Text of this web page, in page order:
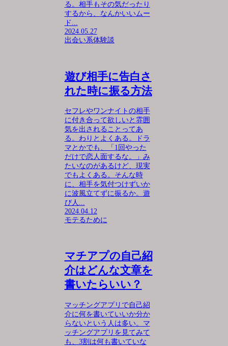
る。相手もその気だったり
するから、なんかいいムー
ド...
2024.05.27
出会い系体験談
遊び相手に告白さ
れた時に振る方法
セフレやワンナイトの相手
に付き合って欲しいと雰囲
気を出されることってあ
る。わりとよくある。ドラ
マとかでも、「1回やった
だけで恋人面するな。」み
たいなのがあるけど、現実
でもよくある。そんな時
に、相手を気付つけずいか
に波風立てずに振るか。遊
び人...
2024.04.12
モテるために
マチアプの自己紹
介はどんな文章を
書いたらいい？
マッチングアプリで自己紹
介に何を書いていいか分か
らないという人は多い。マ
ッチングアプリを見てみて
も、3割は何も書いていな